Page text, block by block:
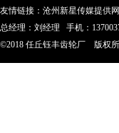
友情链接： 沧州新星传媒提供
总经理：刘经理 手机：
©2018 任丘钰丰齿轮厂 版权